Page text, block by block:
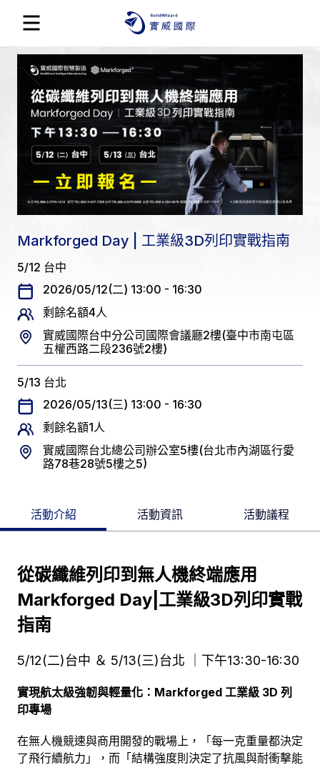
Markforged Day | 工業級3D列印實戰指南
5/12 台中
2026/05/12(二) 13:00 - 16:30
剩餘名額4人
實威國際台中分公司國際會議廳2樓(臺中市南屯區
五權西路二段236號2樓)
5/13 台北
2026/05/13(三) 13:00 - 16:30
剩餘名額1人
實威國際台北總公司辦公室5樓(台北市內湖區行愛
路78巷28號5樓之5)
活動介紹 活動資訊 活動議程
從碳纖維列印到無人機終端應用
Markforged Day|工業級3D列印實戰
指南
5/12(二)台中 ＆ 5/13(三)台北 ｜下午13:30-16:30
實現航太級強韌與輕量化：Markforged 工業級 3D 列
印專場
在無人機競速與商用開發的戰場上，「每一克重量都決定
了飛行續航力」，而「結構強度則決定了抗風與耐衝擊能